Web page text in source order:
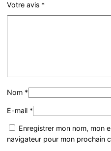
Votre avis *
Nom *
E-mail *
Enregistrer mon nom, mon
navigateur pour mon prochain